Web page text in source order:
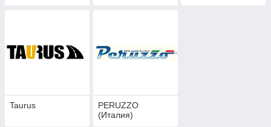
Taurus
PERUZZO
(Италия)